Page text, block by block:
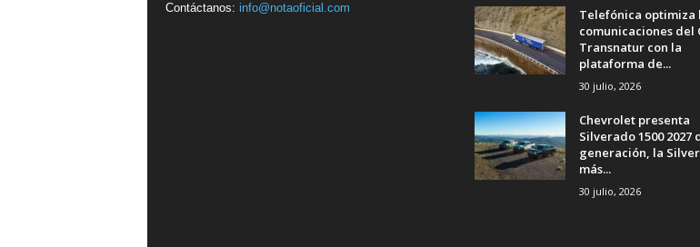
Contáctanos: info@notaoficial.com
Telefónica optimiza
comunicaciones del
Transnatur con la
plataforma de...
30 julio, 2026
Chevrolet presenta
Silverado 1500 2027
generación, la
más...
30 julio, 2026